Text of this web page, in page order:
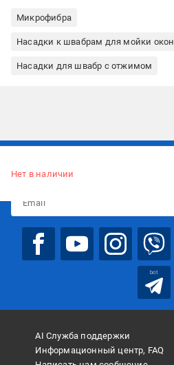
Микрофибра
Насадки к швабрам для мойки окон
Насадки для швабр с отжимом
Нет в наличии
bot
AI Служба поддержки
Информационный центр, FAQ